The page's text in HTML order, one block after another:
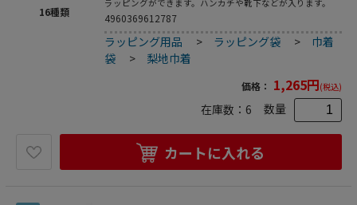
16種類
ラッピングができます。ハンカチや靴下などが入ります。
4960369612787
ラッピング用品 > ラッピング袋 > 巾着
袋
> 梨地巾着
価格： 1,265円(税込)
在庫数： 6 数量
カートに入れる